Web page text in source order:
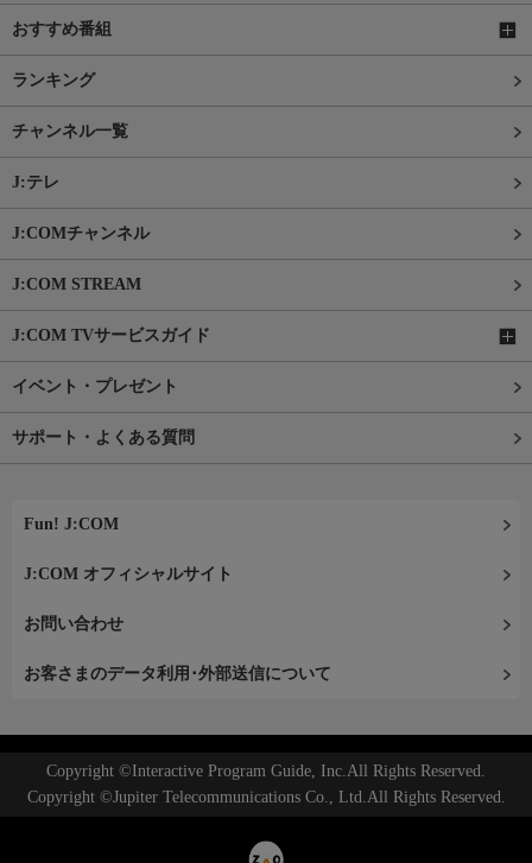
おすすめ番組
ランキング
チャンネル一覧
J:テレ
J:COMチャンネル
J:COM STREAM
J:COM TVサービスガイド
イベント・プレゼント
サポート・よくある質問
Fun! J:COM
J:COM オフィシャルサイト
お問い合わせ
お客さまのデータ利用･外部送信について
Copyright ©Interactive Program Guide, Inc.All Rights Reserved.
Copyright ©Jupiter Telecommunications Co., Ltd.All Rights Reserved.